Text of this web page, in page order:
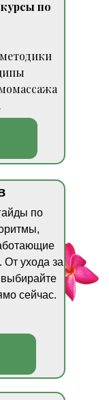
по
по
ухода за
выбирайте
сейчас.